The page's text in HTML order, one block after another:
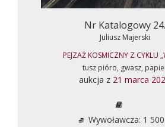
Nr Katalogowy 24.
Juliusz Majerski
PEJZAŻ KOSMICZNY Z CYKLU
tusz pióro, gwasz,
aukcja z 21 marca
Wywoławcza: 1 500